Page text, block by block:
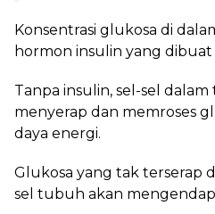
Konsentrasi glukosa di
hormon insulin yang dibuat
Tanpa insulin, sel-sel
menyerap dan memroses
daya energi.
Glukosa yang tak terserap
sel tubuh akan